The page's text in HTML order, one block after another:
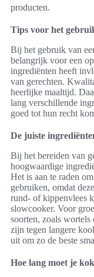
producten.
Tips voor het
Bij het gebruik van
belangrijk voor een
ingrediënten heeft
van gerechten.
heerlijke maaltijd.
lang verschillende
goed tot hun recht
De juiste
Bij het bereiden van
hoogwaardige
Het is aan te raden
gebruiken, omdat
rund- of kippenvlees
slowcooker. Voor
soorten, zoals wortels
zijn tegen langere
uit om zo de beste
Hoe lang moet je